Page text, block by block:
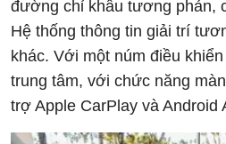
đường chỉ khâu tương phản,
Hệ thống thông tin giải trí
khác. Với một núm điều
trung tâm, với chức năng
trợ Apple CarPlay và Android